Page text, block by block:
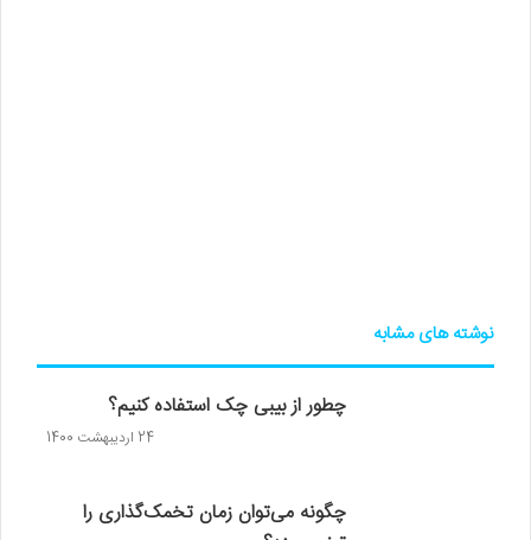
نوشته های مشابه
چطور از بیبی چک استفاده کنیم؟
24 اردیبهشت 1400
چگونه می‌توان زمان تخمک‌گذاری را